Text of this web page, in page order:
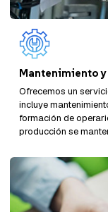
Mantenimiento
Ofrecemos un
incluye
formación de
producción se